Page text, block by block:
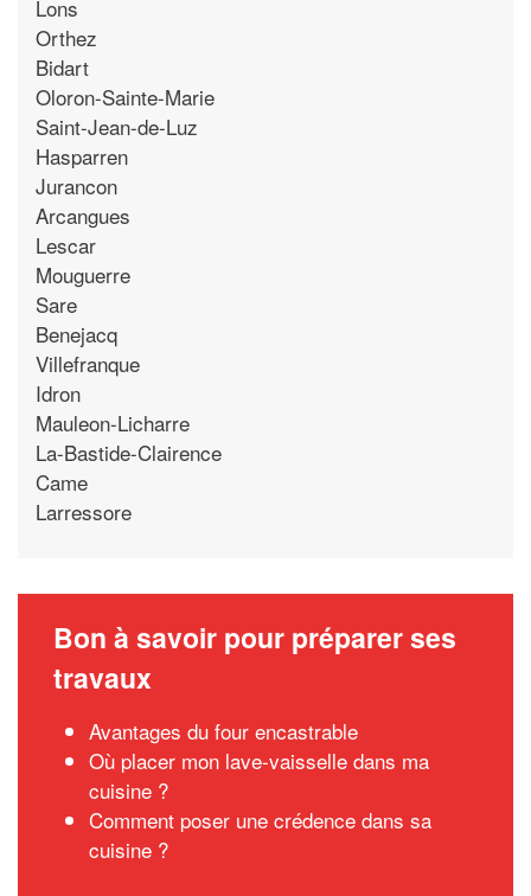
Lons
Orthez
Bidart
Oloron-Sainte-Marie
Saint-Jean-de-Luz
Hasparren
Jurancon
Arcangues
Lescar
Mouguerre
Sare
Benejacq
Villefranque
Idron
Mauleon-Licharre
La-Bastide-Clairence
Came
Larressore
Bon à savoir pour préparer ses
travaux
Avantages du four encastrable
Où placer mon lave-vaisselle dans ma
cuisine ?
Comment poser une crédence dans sa
cuisine ?